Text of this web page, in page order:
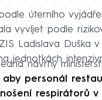
úterního
vyvíjet podle
Ladislava Duška
jednotkách
návrhy
aby personál
respirátorů v